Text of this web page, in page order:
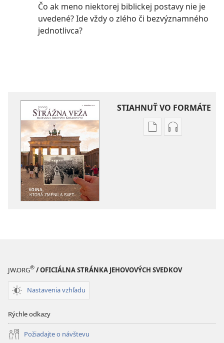
Čo ak meno niektorej biblickej postavy nie je
uvedené? Ide vždy o zlého či bezvýznamného
jednotlivca?
STIAHNUŤ VO FORMÁTE
MožnostiMožnosti
JW.ORG® / OFICIÁLNA STRÁNKA JEHOVOVÝCH SVEDKOV
Nastavenia vzhľadu
Rýchle odkazy
Požiadajte o návštevu